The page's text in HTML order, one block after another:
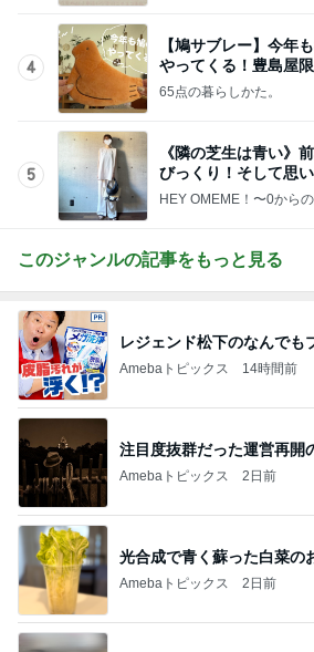
4
【鳩サブレー】今年
やってくる！豊島屋
いすぎる♡
65点の暮らしかた。
5
《隣の芝生は青い》
びっくり！そして思
HEY OMEME！〜0から
このジャンルの記事をもっと見る
レジェンド松下のなんでも
Amebaトピックス 14時間前
注目度抜群だった運営再開
Amebaトピックス 2日前
光合成で青く蘇った白菜の
Amebaトピックス 2日前